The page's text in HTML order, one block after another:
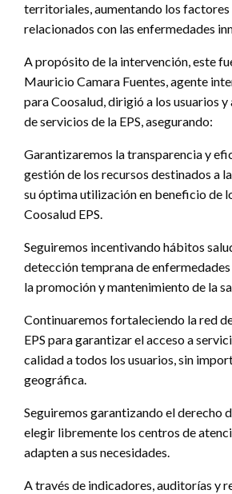
territoriales, aumentando los factores
relacionados con las enfermedades
A propósito de la intervención, este
Mauricio Camara Fuentes, agente
para Coosalud, dirigió a los usuarios
de servicios de la EPS, asegurando:
Garantizaremos la transparencia y
gestión de los recursos destinados a
su óptima utilización en beneficio de
Coosalud EPS.
Seguiremos incentivando hábitos
detección temprana de
la promoción y mantenimiento de la
Continuaremos fortaleciendo la red
EPS para garantizar el acceso a
calidad a todos los usuarios, sin
geográfica.
Seguiremos garantizando el derecho
elegir libremente los centros de
adapten a sus necesidades.
A través de indicadores, auditorías y